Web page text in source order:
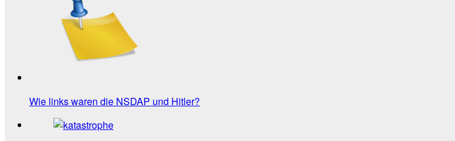
Wie links waren die NSDAP und Hitler?